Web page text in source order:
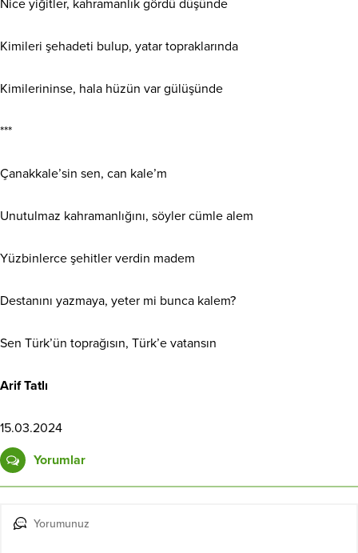
Nice yiğitler, kahramanlık gördü düşünde
Kimileri şehadeti bulup, yatar topraklarında
Kimilerininse, hala hüzün var gülüşünde
***
Çanakkale’sin sen, can kale’m
Unutulmaz kahramanlığını, söyler cümle alem
Yüzbinlerce şehitler verdin madem
Destanını yazmaya, yeter mi bunca kalem?
Sen Türk’ün toprağısın, Türk’e vatansın
Arif Tatlı
15.03.2024
Yorumlar